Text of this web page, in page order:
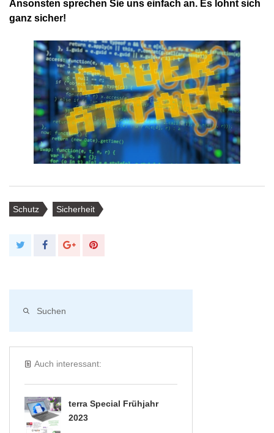
Ansonsten sprechen Sie uns einfach an. Es lohnt sich
ganz sicher!
Schutz Sicherheit
Auch interessant:
terra Special Frühjahr
2023